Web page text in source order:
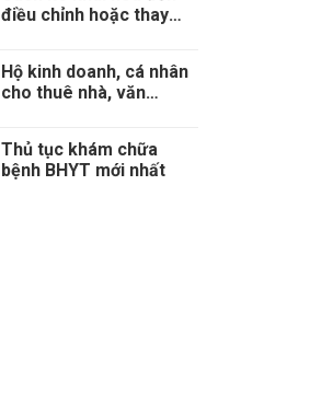
điều chỉnh hoặc thay
Hộ kinh doanh, cá nhân
cho thuê nhà, văn
Thủ tục khám chữa
bệnh BHYT mới nhất